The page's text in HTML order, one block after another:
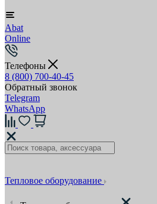
Abat
Online
Телефоны
8 (800) 700-40-45
Обратный звонок
Telegram
WhatsApp
Тепловое оборудование